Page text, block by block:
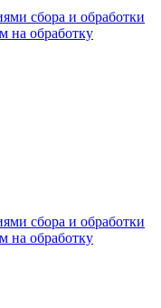
сбора и обработки
на обработку
сбора и обработки
на обработку